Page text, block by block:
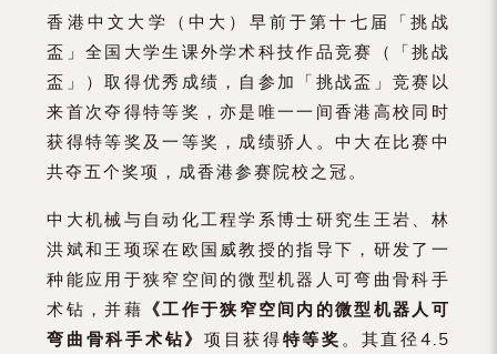
香港中文大学（中大）早前于第十七届「挑战
盃」全国大学生课外学术科技作品竞赛（「挑战
盃」）取得优秀成绩，自参加「挑战盃」竞赛以
来首次夺得特等奖，亦是唯一一间香港高校同时
获得特等奖及一等奖，成绩骄人。中大在比赛中
共夺五个奖项，成香港参赛院校之冠。
中大机械与自动化工程学系博士研究生王岩、林
洪斌和王顼琛在欧国威教授的指导下，研发了一
种能应用于狭窄空间的微型机器人可弯曲骨科手
术钻，并藉 《工作于狭窄空间内的微型机器人可
弯曲骨科手术钻》 项目获得特等奖 。其直径4.5